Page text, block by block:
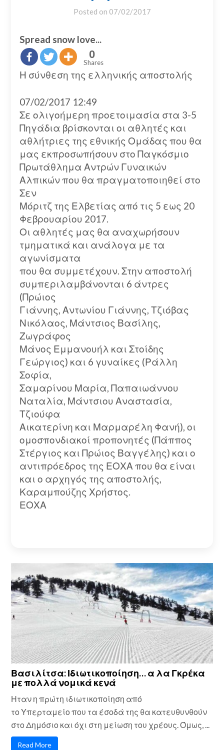
Posted on 07/02/2017
Spread snow love...
0
Shares
Η σύνθεση της ελληνικής αποστολής
07/02/2017 12:49
Σε ολιγοήμερη προετοιμασία στα 3-5
Πηγάδια βρίσκονται οι αθλητές και
αθλήτριες της εθνικής Ομάδας που θα
μας εκπροσωπήσουν στο Παγκόσμιο
Πρωτάθλημα Αντρών Γυναικών
Αλπικών που θα πραγματοποιηθεί στο
Σεν
Μόριτζ της Ελβετίας από τις 5 εως 20
Φεβρουαρίου 2017.
Οι αθλητές μας θα αναχωρήσουν
τμηματικά και ανάλογα με τα
αγωνίσματα
που θα συμμετέχουν. Στην αποστολή
συμπεριλαμβάνονται 6 άντρες
(Πρώιος
Γιάννης, Αντωνίου Γιάννης, Τζιόβας
Νικόλαος, Μάντσιος Βασίλης,
Ζωγράφος
Μάνος Εμμανουήλ και Στοίδης
Γεώργιος) και 6 γυναίκες (Ράλλη
Σοφία,
Σαμαρίνου Μαρία, Παπαιωάννου
Ναταλία, Μάντσιου Αναστασία,
Τζιούφα
Αικατερίνη και Μαρμαρέλη Φανή), οι
ομοσπονδιακοί προπονητές (Πάππος
Στέργιος και Πρώιος Βαγγέλης) και ο
αντιπρόεδρος της ΕΟΧΑ που θα είναι
και ο αρχηγός της αποστολής,
Καραμπούζης Χρήστος.
ΕΟΧΑ
Βασιλίτσα: Ιδιωτικοποίηση… α λα Γκρέκα
με πολλά νομικά κενά
Ηταν η πρώτη ιδιωτικοποίηση από
το Υπερταμείο που τα έσοδά της θα κατευθυνθούν
στο Δημόσιο και όχι στη μείωση του χρέους. Όμως, ...
Read More